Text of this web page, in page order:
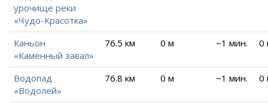
урочище реки
«Чудо-Красотка»
Каньон
«Каменный завал»
76.5 км 0 м ~1 мин. 0
Водопад
«Водолей»
76.8 км 0 м ~1 мин. 0